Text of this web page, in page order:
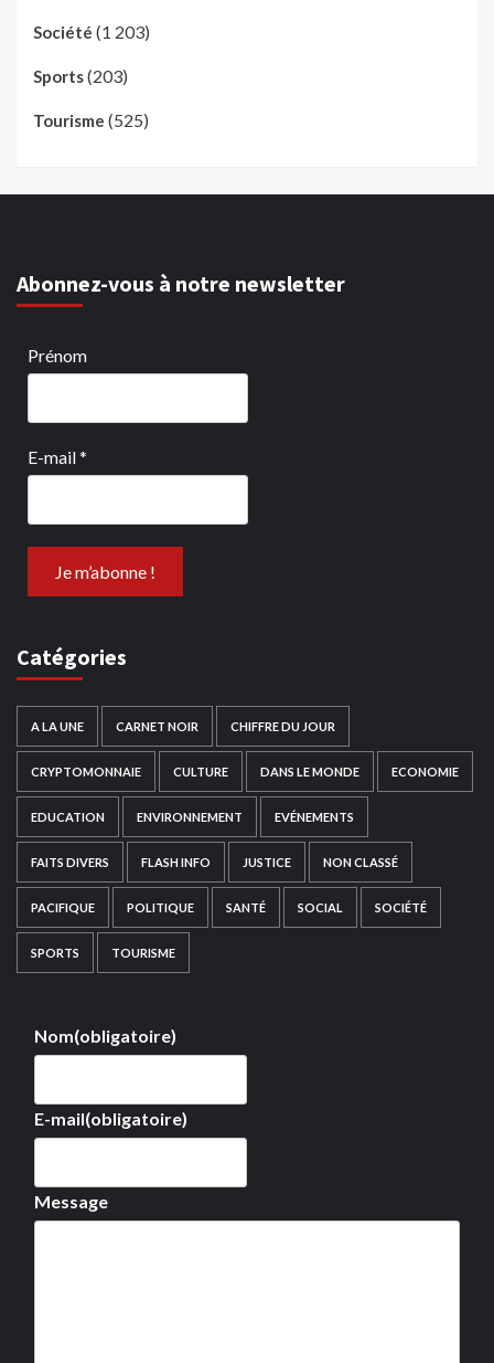
Société (1 203)
Sports(203)
Tourisme (525)
Abonnez-vous à notre newsletter
Prénom
E-mail*
Catégories
A LA UNE CARNET NOIR CHIFFRE DU JOUR
CRYPTOMONNAIE CULTURE DANS LE MONDE ECONOMIE
EDUCATION ENVIRONNEMENT EVÉNEMENTS
FAITS DIVERS FLASH INFO JUSTICE NON CLASSÉ
PACIFIQUE POLITIQUE SANTÉ SOCIAL SOCIÉTÉ
SPORTS TOURISME
Nom(obligatoire)
E-mail(obligatoire)
Message